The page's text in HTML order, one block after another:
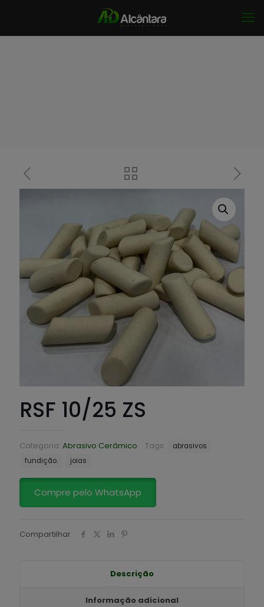
RSF 10/25 ZS
Categoria: Abrasivo Cerâmico Tags:
abrasivos
fundição.
joias
Compre pelo WhatsApp
Compartilhar
Descrição
Informação adicional